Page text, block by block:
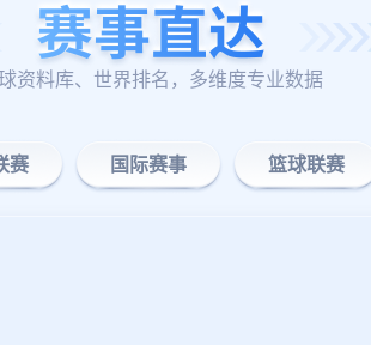
资料库、世界排名，多维度专业数据
赛 国际赛事 篮球联赛